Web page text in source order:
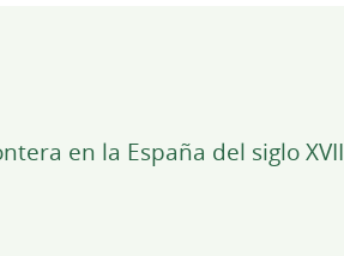
en la España del siglo XVII